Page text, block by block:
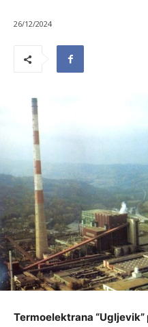
26/12/2024
Termoelektrana